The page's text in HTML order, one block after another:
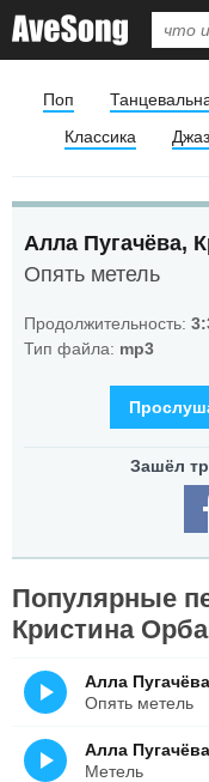
Поп
Классика
Джаз
Алла Пугачёва,
Опять метель
Продолжительность:
Тип файла: mp3
Популярные
Кристина
Опять метель
Алла
Метель